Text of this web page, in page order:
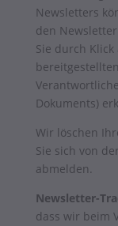
Newsletters
den
Sie durch
Dokuments)
Wir löschen
Sie sich von
abmelden.
Newsletter-
dass wir beim